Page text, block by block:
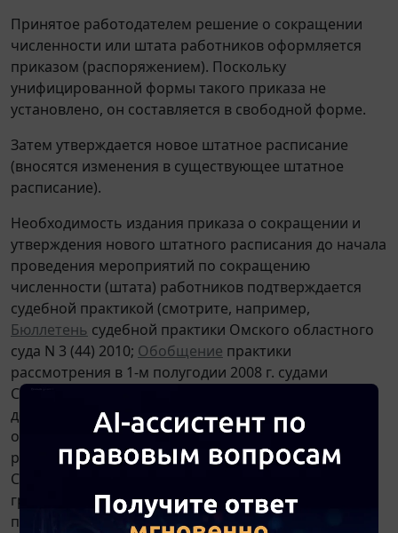
Принятое работодателем решение о сокращении
численности или штата работников оформляется
приказом (распоряжением). Поскольку
унифицированной формы такого приказа не
установлено, он составляется в свободной форме.
Затем утверждается новое штатное расписание
(вносятся изменения в существующее штатное
расписание).
Необходимость издания приказа о сокращении и
утверждения нового штатного расписания до начала
проведения мероприятий по сокращению
численности (штата) работников подтверждается
судебной практикой (смотрите, например,
Бюллетень судебной практики Омского областного
суда N 3 (44) 2010; Обобщение практики
рассмотрения в 1-м полугодии 2008 г. судами
Саратовской области дел о расторжении трудового
договора по инициативе работодателя и по другим
основаниям, не связанным с волеизъявлением
работника,Обзорсудебной практики Верховного
Суда Республики Калмыкия по рассмотрению
гражданских дел в кассационном и надзорном
порядке в 2008 году).